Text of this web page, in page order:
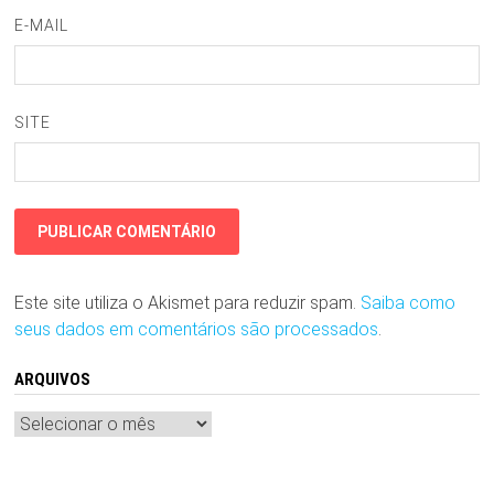
E-MAIL
SITE
Este site utiliza o Akismet para reduzir spam. Saiba como
seus dados em comentários são processados.
ARQUIVOS
Arquivos